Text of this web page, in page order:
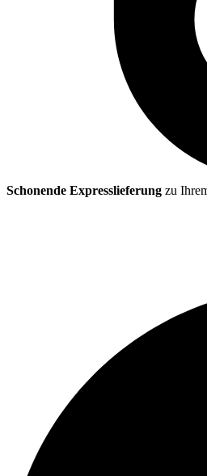
Schonende Expresslieferung zu